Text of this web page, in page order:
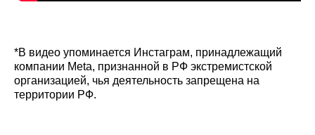
*В видео упоминается Инстаграм, принадлежащий
компании Meta, признанной в РФ экстремистской
организацией, чья деятельность запрещена на
территории РФ.